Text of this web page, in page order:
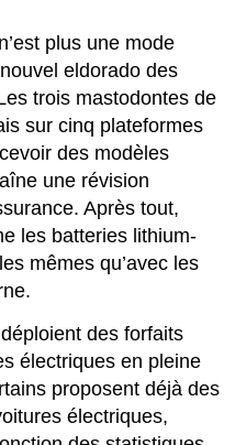
plus une mode
eldorado des
trois mastodontes de
sur cinq plateformes
des modèles
une révision
Après tout,
les batteries lithium-
mêmes qu’avec les
des forfaits
électriques en pleine
proposent déjà des
électriques,